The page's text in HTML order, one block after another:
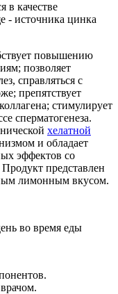
в качестве
- источника цинка
повышению
позволяет
справляться с
препятствует
стимулирует
сперматогенеза.
хелатной
и обладает
эффектов со
представлен
лимонным вкусом.
во время еды